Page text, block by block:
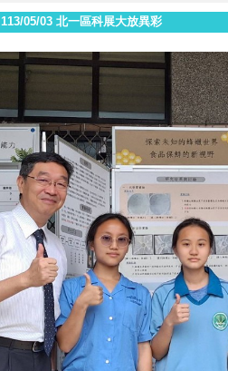
113/05/03 北一區科展大放異彩